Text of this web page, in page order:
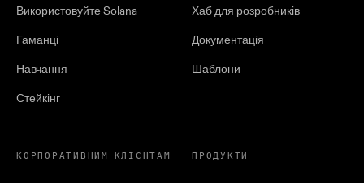
Використовуйте Solana
Гаманці
Навчання
Стейкінг
Хаб для розробників
Документація
Шаблони
КОРПОРАТИВНИМ КЛІЄНТАМ ПРОДУКТИ